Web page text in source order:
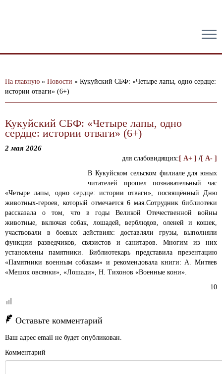
На главную » Новости » Кукуйский СБФ: «Четыре лапы, одно сердце:
истории отваги» (6+)
Кукуйский СБФ: «Четыре лапы, одно
сердце: истории отваги» (6+)
2 мая 2026
для слабовидящих: [ A+ ] /[ A- ]
В Кукуйском сельском филиале для юных
читателей прошел познавательный час
«Четыре лапы, одно сердце: истории отваги», посвящённый Дню
животных-героев, который отмечается 6 мая.Сотрудник библиотеки
рассказала о том, что в годы Великой Отечественной войны
животные, включая собак, лошадей, верблюдов, оленей и кошек,
участвовали в боевых действиях: доставляли грузы, выполняли
функции разведчиков, связистов и санитаров. Многим из них
установлены памятники. Библиотекарь представила презентацию
«Памятники военным собакам» и рекомендовала книги: А. Митяев
«Мешок овсянки», «Лошади», Н. Тихонов «Военные кони».
10
Оставьте комментарий
Ваш адрес email не будет опубликован.
Комментарий